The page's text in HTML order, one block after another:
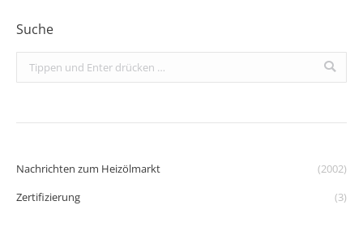
Suche
Search:
Nachrichten zum Heizölmarkt
(2002)
Zertifizierung
(3)